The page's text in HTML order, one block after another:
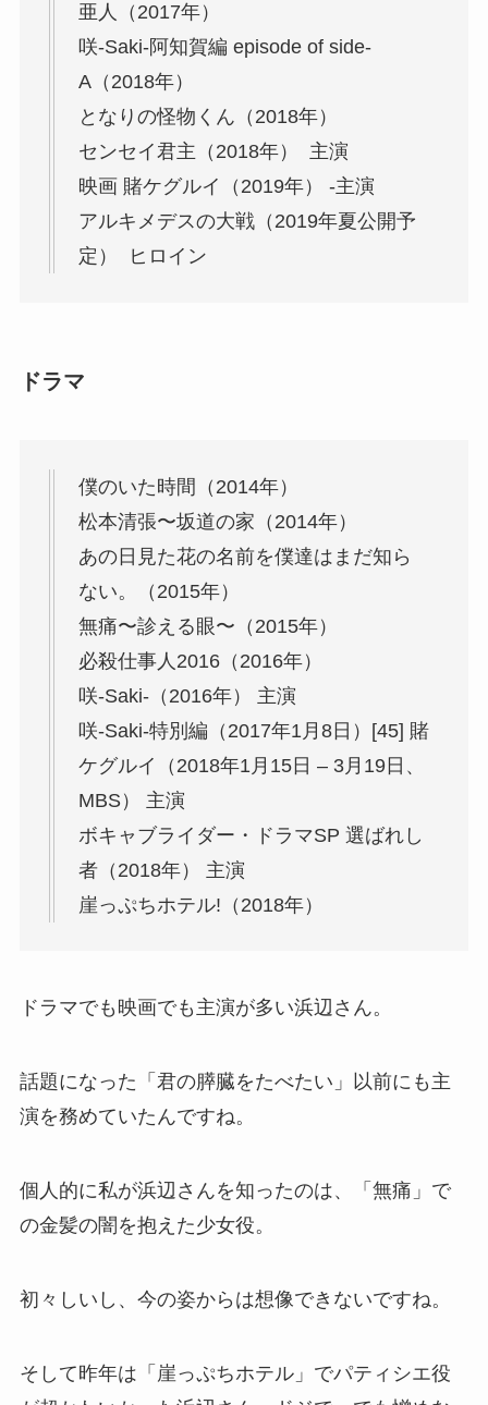
亜人（2017年）
咲-Saki-阿知賀編 episode of side-
A（2018年）
となりの怪物くん（2018年）
センセイ君主（2018年） 主演
映画 賭ケグルイ（2019年） -主演
アルキメデスの大戦（2019年夏公開予
定） ヒロイン
ドラマ
僕のいた時間（2014年）
松本清張〜坂道の家（2014年）
あの日見た花の名前を僕達はまだ知ら
ない。（2015年）
無痛〜診える眼〜（2015年）
必殺仕事人2016（2016年）
咲-Saki-（2016年） 主演
咲-Saki-特別編（2017年1月8日）[45] 賭
ケグルイ（2018年1月15日 – 3月19日、
MBS） 主演
ボキャブライダー・ドラマSP 選ばれし
者（2018年） 主演
崖っぷちホテル!（2018年）
ドラマでも映画でも主演が多い浜辺さん。
話題になった「君の膵臓をたべたい」以前にも主
演を務めていたんですね。
個人的に私が浜辺さんを知ったのは、「無痛」で
の金髪の闇を抱えた少女役。
初々しいし、今の姿からは想像できないですね。
そして昨年は「崖っぷちホテル」でパティシエ役